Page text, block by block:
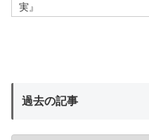
実』
過去の記事